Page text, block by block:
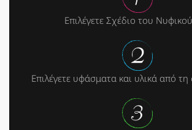
Επιλέγετε Σχέδιο του
Επιλέγετε υφάσματα και υλικά από